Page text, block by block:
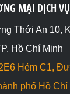
MẠI DỊCH
Thới An 10,
Hồ Chí Minh
Hẻm C1,
phố Hồ Chí